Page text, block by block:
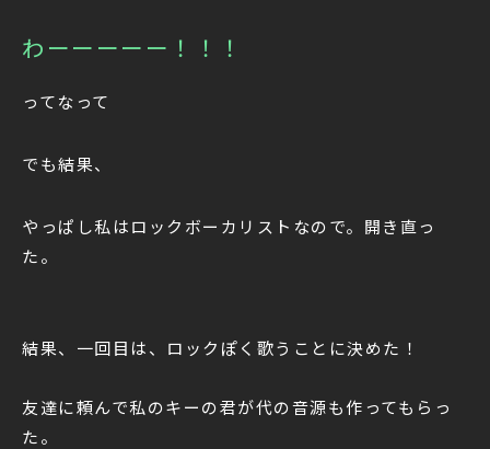
わーーーーー！！！
ってなって
でも結果、
やっぱし私はロックボーカリストなので。開き直っ
た。
結果、一回目は、ロックぽく歌うことに決めた！
友達に頼んで私のキーの君が代の音源も作ってもらっ
た。